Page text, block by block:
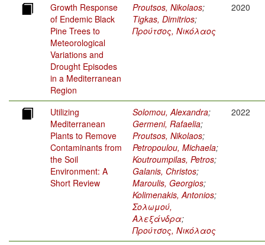
Growth Response
of Endemic Black
Pine Trees to
Meteorological
Variations and
Drought Episodes
in a Mediterranean
Region
Proutsos, Nikolaos;
Tigkas, Dimitrios;
Προύτσος, Νικόλαος
2020
Utilizing
Mediterranean
Plants to Remove
Contaminants from
the Soil
Environment: A
Short Review
Solomou, Alexandra;
Germeni, Rafaelia;
Proutsos, Nikolaos;
Petropoulou, Michaela;
Koutroumpilas, Petros;
Galanis, Christos;
Maroulis, Georgios;
Kolimenakis, Antonios;
Σολωμού,
Αλεξάνδρα;
Προύτσος, Νικόλαος
2022